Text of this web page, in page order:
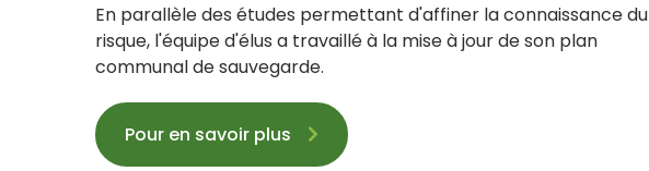
En parallèle des études permettant d'affiner la connaissance du
risque, l'équipe d'élus a travaillé à la mise à jour de son plan
communal de sauvegarde.
Pour en savoir plus